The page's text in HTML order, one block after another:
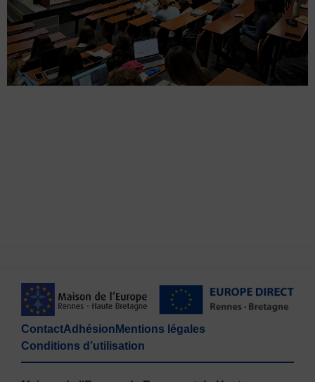
ContactAdhésion Mentions légales
Conditions d’utilisation